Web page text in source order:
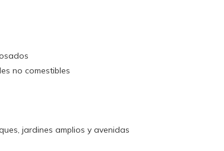
no comestibles
jardines amplios y avenidas